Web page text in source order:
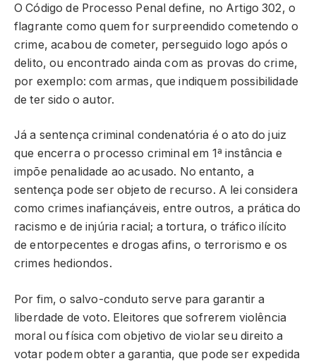
O Código de Processo Penal define, no Artigo 302, o
flagrante como quem for surpreendido cometendo o
crime, acabou de cometer, perseguido logo após o
delito, ou encontrado ainda com as provas do crime,
por exemplo: com armas, que indiquem possibilidade
de ter sido o autor.
Já a sentença criminal condenatória é o ato do juiz
que encerra o processo criminal em 1ª instância e
impõe penalidade ao acusado. No entanto, a
sentença pode ser objeto de recurso. A lei considera
como crimes inafiançáveis, entre outros, a prática do
racismo e de injúria racial; a tortura, o tráfico ilícito
de entorpecentes e drogas afins, o terrorismo e os
crimes hediondos.
Por fim, o salvo-conduto serve para garantir a
liberdade de voto. Eleitores que sofrerem violência
moral ou física com objetivo de violar seu direito a
votar podem obter a garantia, que pode ser expedida